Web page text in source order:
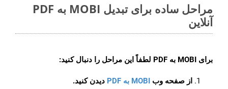
مراحل ساده برای تبدیل MOBI به PDF
آنلاین
برای MOBI به PDF لطفاً این مراحل را دنبال کنید:
از صفحه وب MOBI به PDF
دیدن کنید.